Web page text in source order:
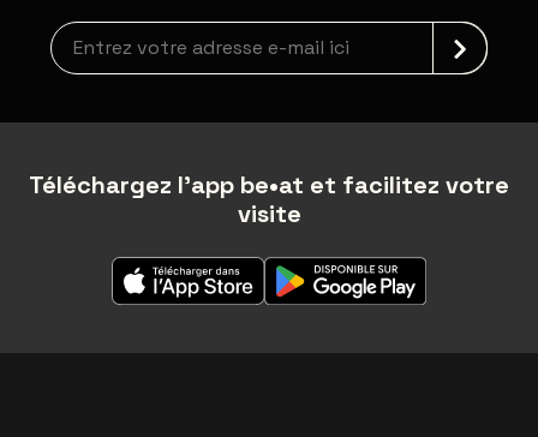
Inscription à la newsletter
Téléchargez l'app be•at et facilitez votre
visite